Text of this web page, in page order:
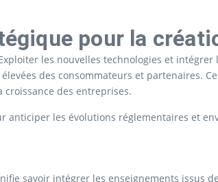
pour la
les nouvelles technologies et
des consommateurs et partenaires.
croissance des entreprises.
les évolutions réglementaires et
savoir intégrer les enseignements issus